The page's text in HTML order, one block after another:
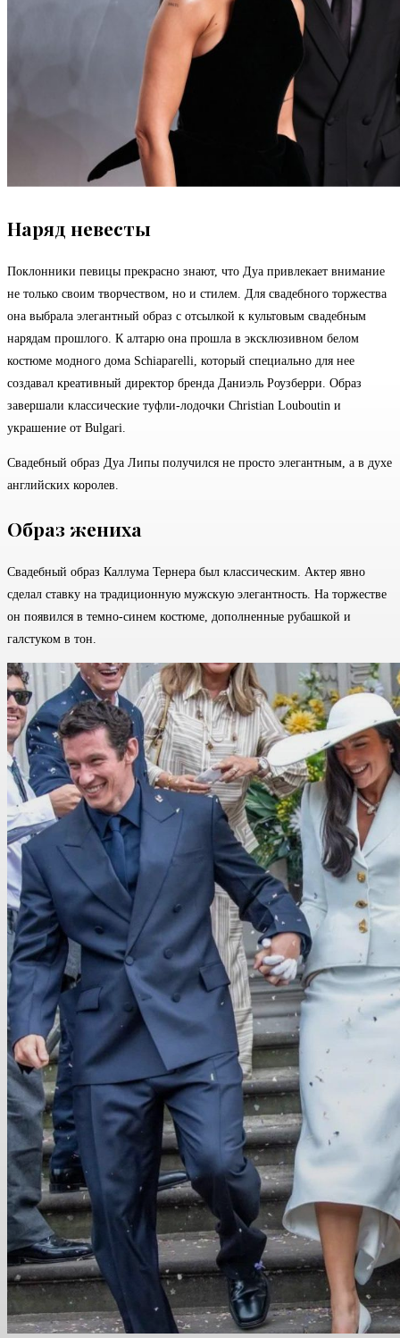
Наряд невесты
Поклонники певицы прекрасно знают, что Дуа привлекает внимание
не только своим творчеством, но и стилем. Для свадебного торжества
она выбрала элегантный образ с отсылкой к культовым свадебным
нарядам прошлого. К алтарю она прошла в эксклюзивном белом
костюме модного дома Schiaparelli, который специально для нее
создавал креативный директор бренда Даниэль Роузберри. Образ
завершали классические туфли-лодочки Christian Louboutin и
украшение от Bulgari.
Свадебный образ Дуа Липы получился не просто элегантным, а в духе
английских королев.
Образ жениха
Свадебный образ Каллума Тернера был классическим. Актер явно
сделал ставку на традиционную мужскую элегантность. На торжестве
он появился в темно-синем костюме, дополненные рубашкой и
галстуком в тон.